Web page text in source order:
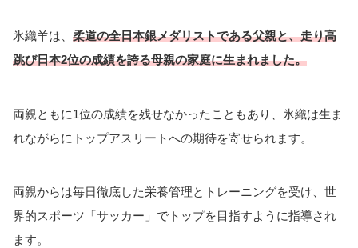
氷織羊は、 柔道の全日本銀メダリストである父親と、走り高
跳び日本2位の成績を誇る母親の家庭に生まれました。
両親ともに1位の成績を残せなかったこともあり、氷織は生ま
れながらにトップアスリートへの期待を寄せられます。
両親からは毎日徹底した栄養管理とトレーニングを受け、世
界的スポーツ「サッカー」でトップを目指すように指導され
ます。